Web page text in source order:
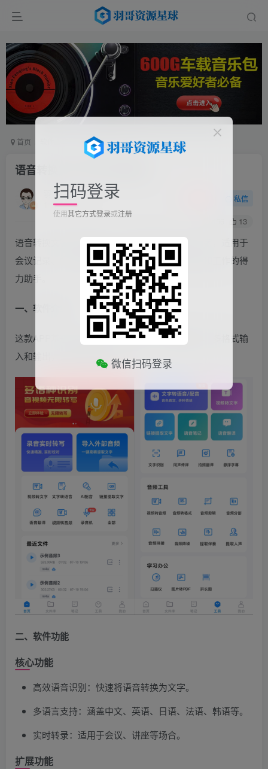
首页 手机软件 正文
语音转换文字 超长免费神器
羽哥
11个月前更新
私信
13
语音转换文字APP能高效、精准地将语音转为文字，适用于
会议记录、学习笔记和跨国交流，成为日常生活和工作的得
力助手。
一、软件介绍
这款APP基于先进的语音识别技术，支持多语言、多格式输
入和输出，适用多种场景。
二、软件功能
核心功能
高效语音识别：快速将语音转换为文字。
多语言支持：涵盖中文、英语、日语、法语、韩语等。
实时转录：适用于会议、讲座等场合。
扩展功能
扫码登录
使用其它方式登录或注册
微信扫码登录